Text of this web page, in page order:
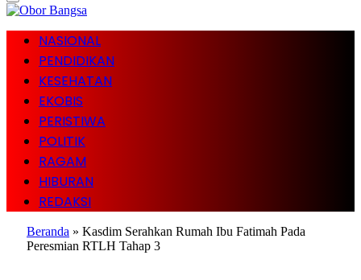
NASIONAL
PENDIDIKAN
KESEHATAN
EKOBIS
PERISTIWA
POLITIK
RAGAM
HIBURAN
REDAKSI
Beranda » Kasdim Serahkan Rumah Ibu Fatimah Pada
Peresmian RTLH Tahap 3